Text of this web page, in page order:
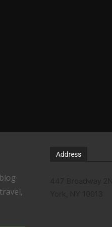
Address